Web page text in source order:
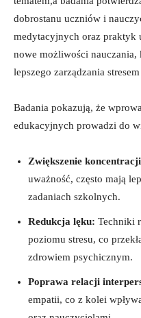
dobrostanu uczniów i
medytacyjnych oraz praktyk
‌nowe możliwości
lepszego‍ zarządzania
Badania pokazują, że
edukacyjnych prowadzi ⁣do
Zwiększenie
uważność, często mają
zadaniach szkolnych.
Redukcja lęku: Techniki
poziomu stresu, co
zdrowiem psychicznym.
Poprawa‌ relacji
empatii, co z kolei